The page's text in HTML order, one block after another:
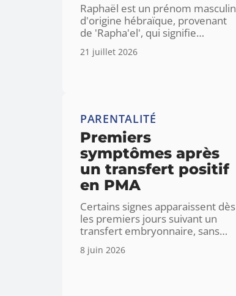
Raphaël est un prénom masculin
d'origine hébraïque, provenant
de 'Rapha'el', qui signifie…
21 juillet 2026
PARENTALITÉ
Premiers
symptômes après
un transfert positif
en PMA
Certains signes apparaissent dès
les premiers jours suivant un
transfert embryonnaire, sans…
8 juin 2026